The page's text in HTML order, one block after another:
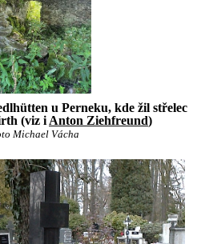
u Perneku, kde žil střelec
(viz i Anton Ziehfreund)
Michael Vácha